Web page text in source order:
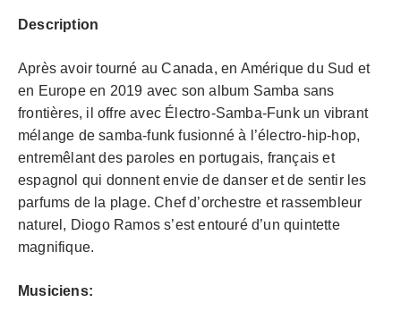
Description
Après avoir tourné au Canada, en Amérique du Sud et
en Europe en 2019 avec son album Samba sans
frontières, il offre avec Électro-Samba-Funk un vibrant
mélange de samba-funk fusionné à l’électro-hip-hop,
entremêlant des paroles en portugais, français et
espagnol qui donnent envie de danser et de sentir les
parfums de la plage. Chef d’orchestre et rassembleur
naturel, Diogo Ramos s’est entouré d’un quintette
magnifique.
Musiciens: